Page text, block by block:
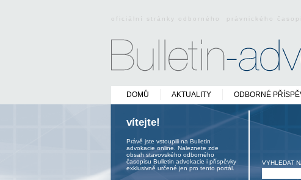
oficiální stránky odborného právnického
DOMŮ AKTUALITY ODBORNÉ
vítejte!
Právě jste vstoupili na Bulletin
advokacie online. Naleznete zde
obsah stavovského odborného
časopisu Bulletin advokacie i příspěvky
exklusivně určené jen pro tento portál.
VYHLEDAT